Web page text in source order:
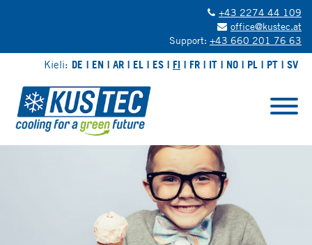
+43 2274 44 109
office@kustec.at
Support: +43 660 201 76 63
Kieli: DE EN AR EL ES FI FR IT NO PL PT SV